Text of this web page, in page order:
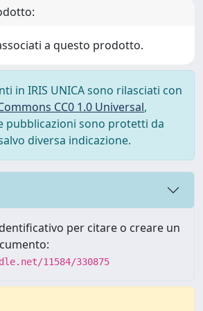
a questo prodotto.
in IRIS UNICA sono rilasciati con
CC0 1.0 Universal,
pubblicazioni sono protetti da
diversa indicazione.
per citare o creare un
11584/330875